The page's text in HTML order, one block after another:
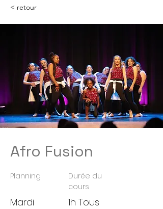
< retour
Afro Fusion
Planning
Mardi
Durée du
cours
1h Tous